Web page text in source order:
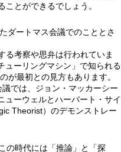
とができるでしょう。
ダートマス会議でのこととさ
る考察や思弁は行われていま
ューリングマシン」で知られる
が最初との見方もあります。
では、ジョン・マッカーシー
ューウェルとハーバート・サイ
Theorist）のデモンストレー
の時代には「推論」と「探